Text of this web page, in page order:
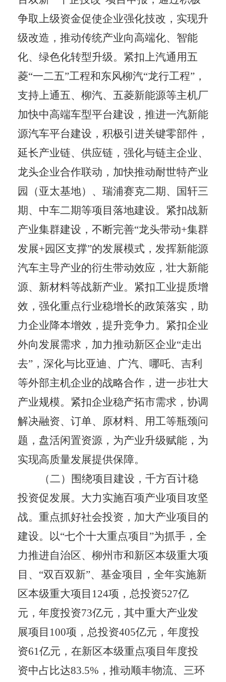
争取上级资金促使企业强化技改，实现升
级改造，推动传统产业向高端化、智能
化、绿色化转型升级。紧扣上汽通用五
菱“一二五”工程和东风柳汽“龙行工程” ，
支持上通五、柳汽、五菱新能源等主机厂
加快中高端车型平台建设，推进一汽新能
源汽车平台建设，积极引进关键零部件，
延长产业链、供应链，强化与链主企业、
龙头企业合作联动，加快推动耐世特产业
园（亚太基地）、瑞浦赛克二期、国轩三
期、中车二期等项目落地建设。紧扣战新
产业集群建设，不断完善“龙头带动+集群
发展+园区支撑”的发展模式，发挥新能源
汽车主导产业的衍生带动效应，壮大新能
源、新材料等战新产业。紧扣工业提质增
效，强化重点行业稳增长的政策落实，助
力企业降本增效，提升竞争力。紧扣企业
外向发展需求，加力推动新区企业“走出
去” ，深化与比亚迪、广汽、哪吒、吉利
等外部主机企业的战略合作，进一步壮大
产业规模。紧扣企业稳产拓市需求，协调
解决融资、订单、原材料、用工等瓶颈问
题，盘活闲置资源，为产业升级赋能，为
实现高质量发展提供保障。
（二）围绕项目建设，千方百计稳
投资促发展。 大力实施百项产业项目攻坚
战。重点抓好社会投资，加大产业项目的
建设。以“七个十大重点项目 ”为抓手，全
力推进自治区、柳州市和新区本级重大项
目、 “双百双新”、基金项目，全年实施新
区本级重大项目 124项，总投资527亿
元，年度投资73亿元，其中重大产业发
展项目 100项，总投资405亿元，年度投
资61亿元，在新区本级重点项目年度投
资中占比达83.5% ，推动顺丰物流、三环